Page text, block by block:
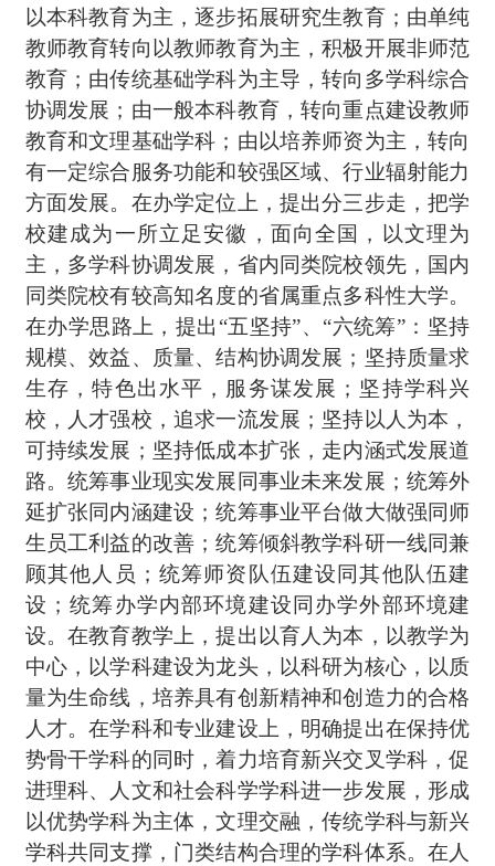
以本科教育为主，逐步拓展研究生教育；由单纯
教师教育转向以教师教育为主，积极开展非师范
教育；由传统基础学科为主导，转向多学科综合
协调发展；由一般本科教育，转向重点建设教师
教育和文理基础学科；由以培养师资为主，转向
有一定综合服务功能和较强区域、行业辐射能力
方面发展。在办学定位上，提出分三步走，把学
校建成为一所立足安徽，面向全国，以文理为
主，多学科协调发展，省内同类院校领先，国内
同类院校有较高知名度的省属重点多科性大学。
在办学思路上，提出 “五坚持”、“六统筹”：坚持
规模、效益、质量、结构协调发展；坚持质量求
生存，特色出水平，服务谋发展；坚持学科兴
校，人才强校，追求一流发展；坚持以人为本，
可持续发展；坚持低成本扩张，走内涵式发展道
路。统筹事业现实发展同事业未来发展；统筹外
延扩张同内涵建设；统筹事业平台做大做强同师
生员工利益的改善；统筹倾斜教学科研一线同兼
顾其他人员；统筹师资队伍建设同其他队伍建
设；统筹办学内部环境建设同办学外部环境建
设。在教育教学上，提出以育人为本，以教学为
中心，以学科建设为龙头，以科研为核心，以质
量为生命线，培养具有创新精神和创造力的合格
人才。在学科和专业建设上，明确提出在保持优
势骨干学科的同时，着力培育新兴交叉学科，促
进理科、人文和社会科学学科进一步发展，形成
以优势学科为主体，文理交融，传统学科与新兴
学科共同支撑，门类结构合理的学科体系。在人